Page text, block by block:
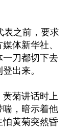
表之前，要求
体新华社、
一刀都切下去
出来。
黄菊讲话时上
喘，暗示着他
怕黄菊突然昏